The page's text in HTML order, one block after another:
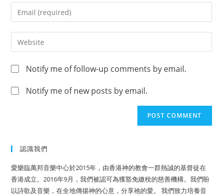
Notify me of follow-up comments by email.
Notify me of new posts by email.
認識我們
愛樂臨萬邦音樂中心於2015年，由香港神的教會一群熱誠的基督徒在
香港成立。2016年9月，我們被認可為獲豁免繳稅的慈善機構。我們盼
以詩歌及音樂，在全地傳揚神的心意，分享祂的愛。 我們致力培養音